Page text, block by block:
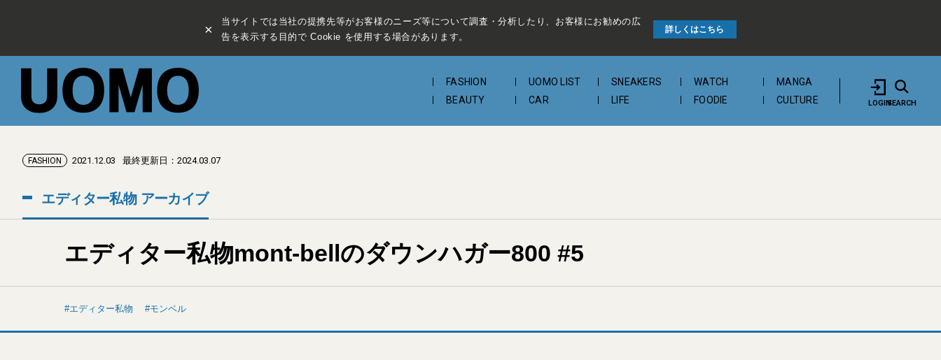
×
当サイトでは当社の提携先等がお客様のニーズ等について調査・分析したり、お客様にお勧めの広
告を表示する目的で Cookie を使用する場合があります。
詳しくはこちら
FASHION UOMO LIST SNEAKERS WATCH
MANGA
BEAUTY
CAR LIFE FOODIE CULTURE LOGINSEARCH
FASHION 2021.12.03 最終更新日：2024.03.07
エディター私物 アーカイブ
エディター私物mont-bellのダウンハガー800 #5
エディター私物 モンベル